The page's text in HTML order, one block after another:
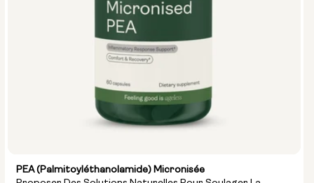
PEA (palmitoyléthanolamide) Micronisée